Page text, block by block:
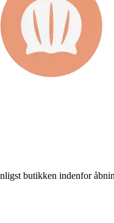
butikken indenfor